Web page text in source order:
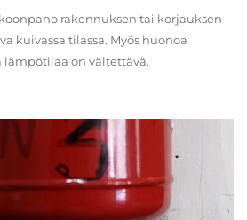
rakennuksen tai korjauksen
kuivassa tilassa. Myös huonoa
lämpötilaa on vältettävä.